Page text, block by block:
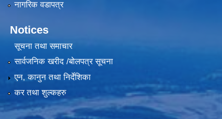
नागरिक वडापत्र
Notices
सूचना तथा समाचार
सार्वजनिक खरीद /बोलपत्र सूचना
एन, कानुन तथा निर्देशिका
कर तथा शुल्कहरु